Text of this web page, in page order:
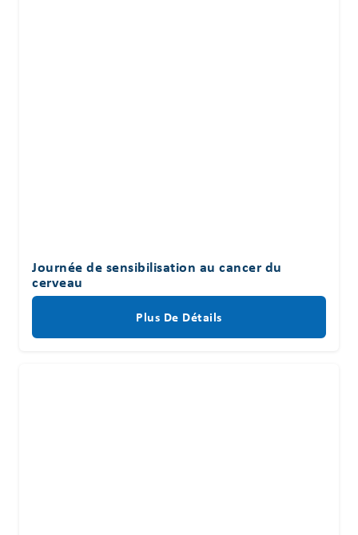
Journée de sensibilisation au cancer du
cerveau
Plus De Détails